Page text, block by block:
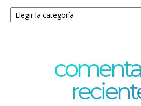
Categorías